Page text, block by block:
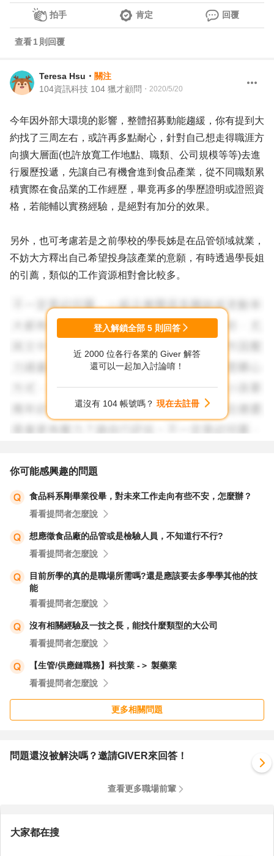
拍手 肯定 回覆
查看1 則回覆
Teresa Hsu ・ 關注
104資訊科技 104 獵才顧問 ・ 2020/5/20
今年因外部大環境的影響，整體招募動能趨緩，你有提到大
約找了三周左右，或許再多點耐心，針對自己想走得職涯方
向擴大層面(也許放寬工作地點、職類、公司規模等等)去進
行履歷投遞，先讓自己有機會進到食品產業，從不同職類累
積實際在食品業的工作經歷，畢竟再多的學歷證明或證照資
格，若能輔以實務經驗，是絕對有加分的效果。
另外，也可考慮若是之前學校的學長姊是在品管領域就業，
不妨大方釋出自己希望投身該產業的意願，有時透過學長姐
的引薦，類似的工作資源相對會比較多。
以上，預祝求職成功。
登入解鎖全部 5 則回答
近 2000 位各行各業的 Giver 解答
還可以一起加入討論唷！
還沒有 104 帳號嗎？ 現在去註冊
你可能感興趣的問題
食品科系剛畢業役畢，對未來工作走向有些不安，怎麼辦？
看看提問者怎麼說
想應徵食品廠的品管或是檢驗人員，不知道行不行?
看看提問者怎麼說
目前所學的真的是職場所需嗎?還是應該要去多學學其他的技
能
看看提問者怎麼說
沒有相關經驗及一技之長，能找什麼類型的大公司
看看提問者怎麼說
【生管/供應鏈職務】科技業 -＞ 製藥業
看看提問者怎麼說
更多相關問題
問題還沒被解決嗎？邀請GIVER來回答！
查看更多職場前輩
大家都在搜